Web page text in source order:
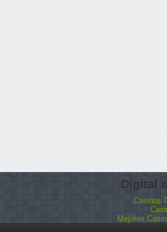
Digital
Casinos
Mejores